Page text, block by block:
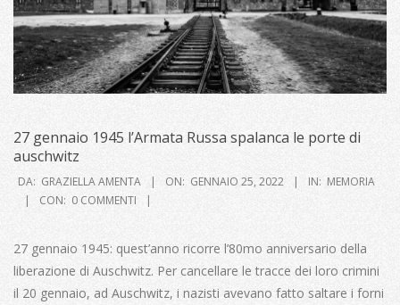
27 gennaio 1945 l’Armata Russa spalanca le porte di
auschwitz
2022-
01-
DA: GRAZIELLA AMENTA ON: GENNAIO 25, 2022 IN: MEMORIA
CON: 0 COMMENTI
27 gennaio 1945: quest’anno ricorre l’80mo anniversario della
liberazione di Auschwitz. Per cancellare le tracce dei loro crimini
il 20 gennaio, ad Auschwitz, i nazisti avevano fatto saltare i forni